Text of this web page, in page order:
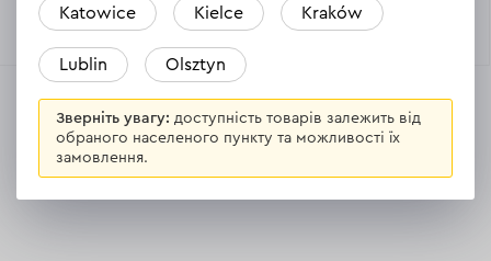
Немає в наявності Немає в наявності
Аксесуари
Katowice Kielce Kraków
Lublin Olsztyn
Зверніть увагу: доступність товарів залежить від
обраного населеного пункту та можливості їх
замовлення.